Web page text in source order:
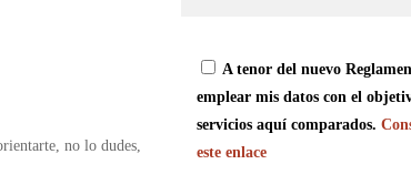
no lo dudes,
A tenor del nuevo
emplear mis datos con el
servicios aquí comparados.
este enlace